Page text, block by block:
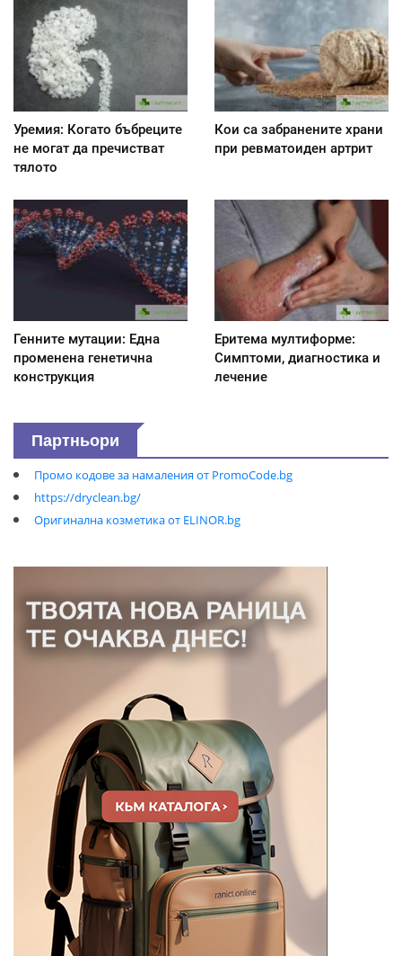
Уремия: Когато бъбреците
не могат да пречистват
тялото
Кои са забранените храни
при ревматоиден артрит
Генните мутации: Една
променена генетична
конструкция
Еритема мултиформе:
Симптоми, диагностика и
лечение
Партньори
Промо кодове за намаления от PromoCode.bg
https://dryclean.bg/
Оригинална козметика от ELINOR.bg